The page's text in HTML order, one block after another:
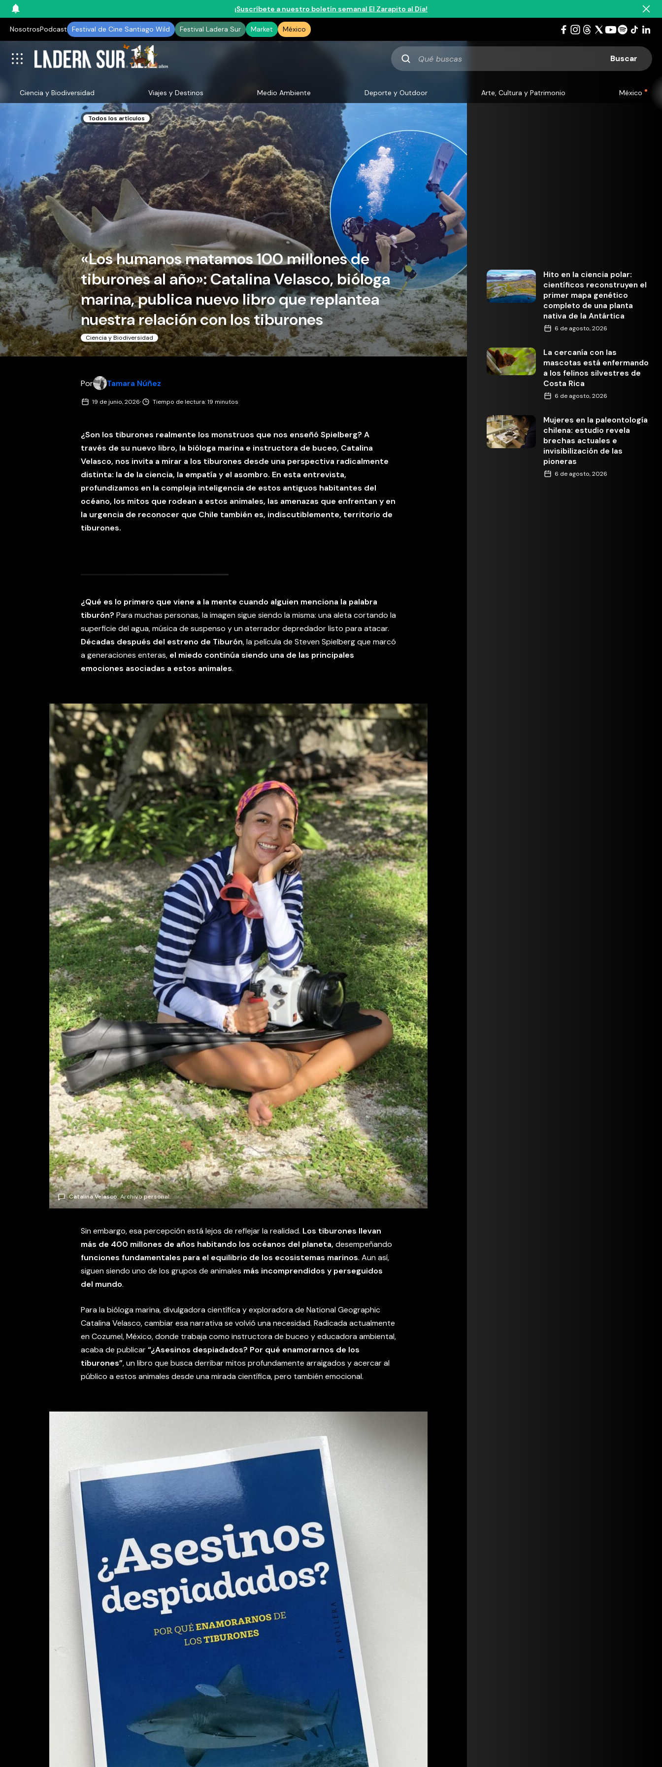
¡Suscríbete a nuestro boletín semanal El Zarapito al Día!
NosotrosPodcast Festival de Cine Santiago Wild Festival Ladera Sur Market México
Qué
buscas
Ciencia y Biodiversidad Viajes y Destinos Medio Ambiente Deporte y Outdoor Arte, Cultura y Patrimonio México
Todos los artículos
«Los humanos matamos 100 millones de
tiburones al año»: Catalina Velasco, bióloga
marina, publica nuevo libro que replantea
nuestra relación con los tiburones
Ciencia y Biodiversidad
Por Tamara Núñez
19 de junio, 2026· Tiempo de lectura: 19 minutos
¿Son los tiburones realmente los monstruos que nos enseñó Spielberg? A
través de su nuevo libro, la bióloga marina e instructora de buceo, Catalina
Velasco, nos invita a mirar a los tiburones desde una perspectiva radicalmente
distinta: la de la ciencia, la empatía y el asombro. En esta entrevista,
profundizamos en la compleja inteligencia de estos antiguos habitantes del
océano, los mitos que rodean a estos animales, las amenazas que enfrentan y en
la urgencia de reconocer que Chile también es, indiscutiblemente, territorio de
tiburones.
¿Qué es lo primero que viene a la mente cuando alguien menciona la palabra
tiburón? Para muchas personas, la imagen sigue siendo la misma: una aleta cortando la
superficie del agua, música de suspenso y un aterrador depredador listo para atacar.
Décadas después del estreno de Tiburón, la película de Steven Spielberg que marcó
a generaciones enteras, el miedo continúa siendo una de las principales
emociones asociadas a estos animales.
Catalina Velasco. Archivo personal.
Sin embargo, esa percepción está lejos de reflejar la realidad. Los tiburones llevan
más de 400 millones de años habitando los océanos del planeta, desempeñando
funciones fundamentales para el equilibrio de los ecosistemas marinos. Aun así,
siguen siendo uno de los grupos de animales más incomprendidos y perseguidos
del mundo.
Para la bióloga marina, divulgadora científica y exploradora de National Geographic
Catalina Velasco, cambiar esa narrativa se volvió una necesidad. Radicada actualmente
en Cozumel, México, donde trabaja como instructora de buceo y educadora ambiental,
acaba de publicar“¿Asesinos despiadados? Por qué enamorarnos de los
tiburones”, un libro que busca derribar mitos profundamente arraigados y acercar al
público a estos animales desde una mirada científica, pero también emocional.
Hito en la ciencia polar:
científicos reconstruyen el
primer mapa genético
completo de una planta
nativa de la Antártica
6 de agosto, 2026
La cercanía con las
mascotas está enfermando
a los felinos silvestres de
Costa Rica
6 de agosto, 2026
Mujeres en la paleontología
chilena: estudio revela
brechas actuales e
invisibilización de las
pioneras
6 de agosto, 2026